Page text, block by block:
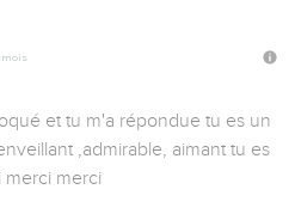
mois
et tu m'a répondue tu es un
,admirable, aimant tu es
merci merci